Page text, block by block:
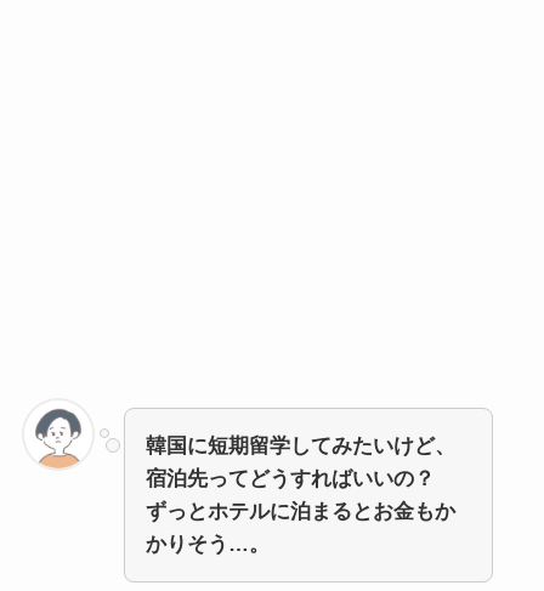
韓国に短期留学してみたいけど、
宿泊先ってどうすればいいの？
ずっとホテルに泊まるとお金もか
かりそう…。